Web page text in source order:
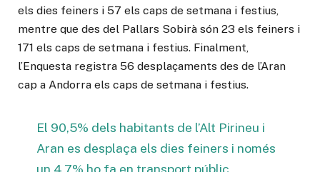
els dies feiners i 57 els caps de setmana i festius,
mentre que des del Pallars Sobirà són 23 els feiners i
171 els caps de setmana i festius. Finalment,
l’Enquesta registra 56 desplaçaments des de l’Aran
cap a Andorra els caps de setmana i festius.
El 90,5% dels habitants de l’Alt Pirineu i
Aran es desplaça els dies feiners i només
un 4,7% ho fa en transport públic